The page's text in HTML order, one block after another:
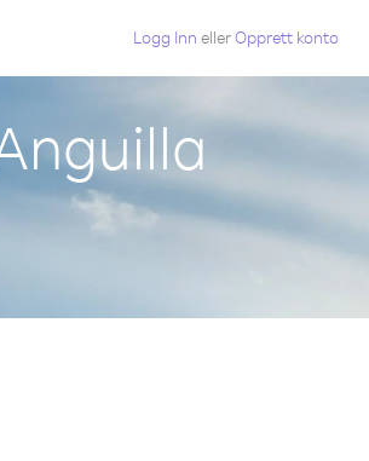
Logg Inn ellerOpprett konto